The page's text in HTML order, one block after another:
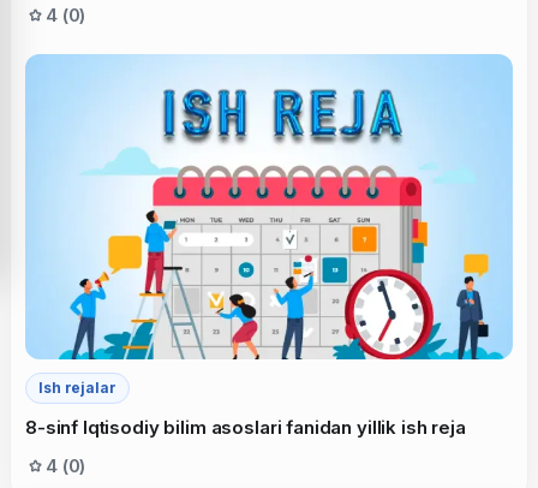
4 (0)
Ish rejalar
8-sinf Iqtisodiy bilim asoslari fanidan yillik ish reja
4 (0)